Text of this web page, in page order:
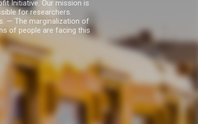
Initiative. Our mission is
for researchers.
— The marginalization of
of people are facing this